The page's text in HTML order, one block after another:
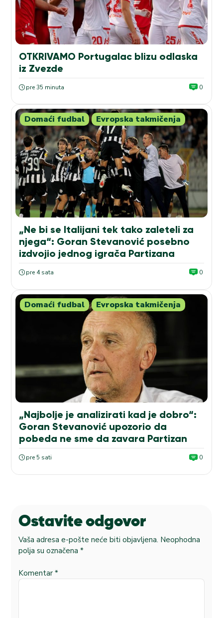
OTKRIVAMO Portugalac blizu odlaska
iz Zvezde
pre 35 minuta 0
Domaći fudbal Evropska takmičenja
„Ne bi se Italijani tek tako zaleteli za
njega“: Goran Stevanović posebno
izdvojio jednog igrača Partizana
pre 4 sata 0
Domaći fudbal Evropska takmičenja
„Najbolje je analizirati kad je dobro“:
Goran Stevanović upozorio da
pobeda ne sme da zavara Partizan
pre 5 sati 0
Ostavite odgovor
Vaša adresa e-pošte neće biti objavljena. Neophodna
polja su označena *
Komentar *